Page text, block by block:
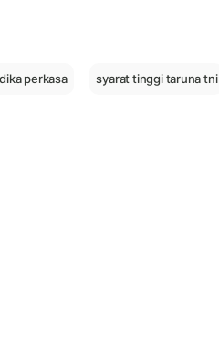
perkasa syarat tinggi taruna tni